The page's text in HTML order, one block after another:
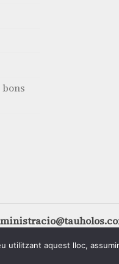
utilitzant aquest lloc,